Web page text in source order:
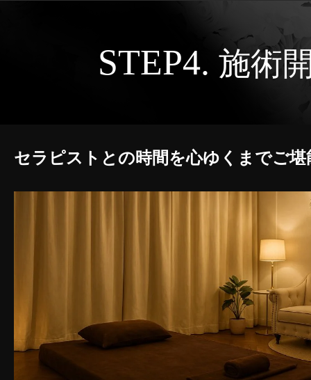
STEP4. 施術
セラピストとの時間を心ゆくまでご堪